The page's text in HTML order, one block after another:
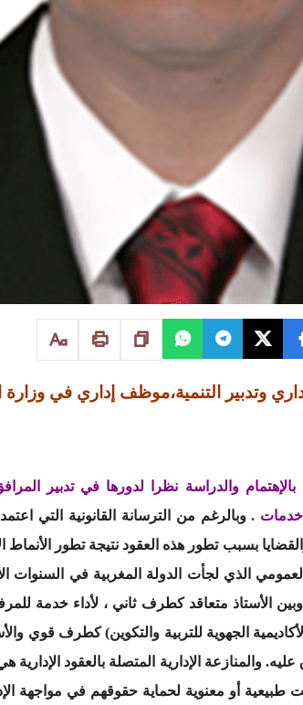
وتدبير التنمية،موظف إداري في وزارة
والدراسة نظرا لدورها في تدبير
خدمات .وبالرغم من الترسانة القانونية التي
بسبب تطور هذه العقود نتيجة تطور الأنماط
الذي لجأت الدولة المغربية في السنوات
وبين الأستاذ متعاقد كطرف ثاني ، لأداء
الجهوية للتربية والتكوين) كطرف قوي
عليه. والمنازعة الإدارية المتصلة بالعقود
طبيعية أو معنوية لحماية حقوقهم في